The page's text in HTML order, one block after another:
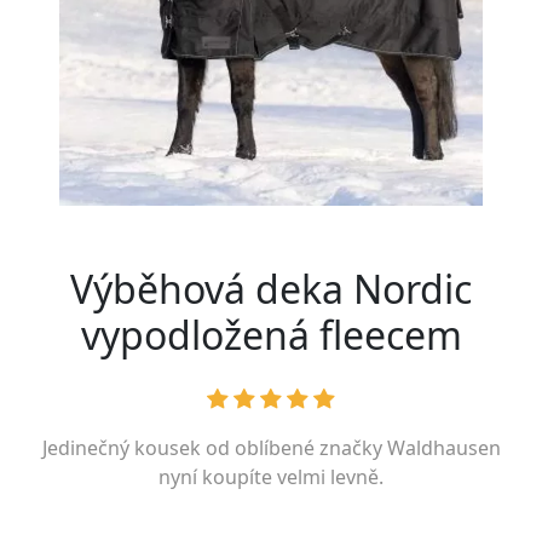
Výběhová deka Nordic
vypodložená fleecem
Jedinečný kousek od oblíbené značkyWaldhausen
nyní koupíte velmi levně.